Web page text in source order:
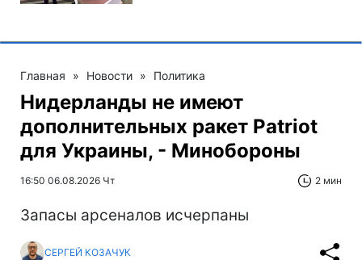
Главная » Новости » Политика
Нидерланды не имеют
дополнительных ракет Patriot
для Украины, - Минобороны
16:50 06.08.2026 Чт 2 мин
Запасы арсеналов исчерпаны
СЕРГЕЙ КОЗАЧУК